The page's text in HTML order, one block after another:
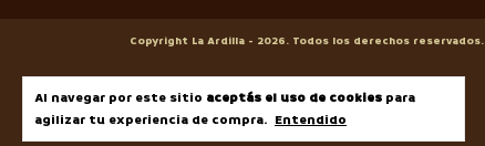
Al navegar por este sitio aceptás el uso de cookies para
agilizar tu experiencia de compra. Entendido
Copyright La Ardilla - 2026. Todos los derechos reservados.